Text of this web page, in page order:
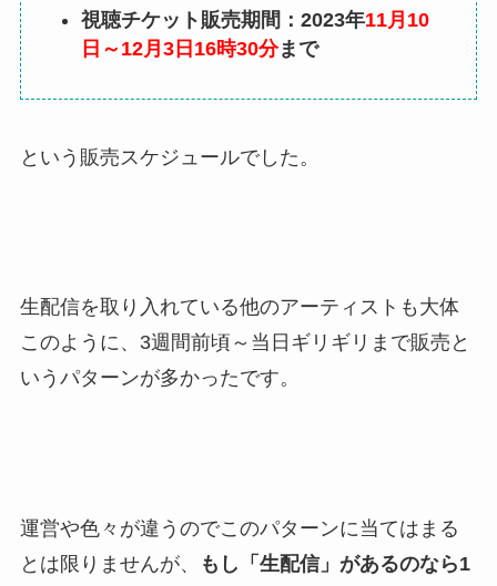
視聴チケット販売期間：2023年11月10
日～12月3日16時30分まで
という販売スケジュールでした。
生配信を取り入れている他のアーティストも大体
このように、3週間前頃～当日ギリギリまで販売と
いうパターンが多かったです。
運営や色々が違うのでこのパターンに当てはまる
とは限りませんが、
もし「生配信」があるのなら1